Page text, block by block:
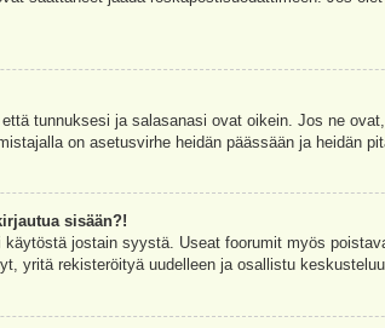
tunnuksesi ja salasanasi ovat oikein. Jos ne
on asetusvirhe heidän päässään ja heidän
sisään?!
jostain syystä. Useat foorumit myös
yritä rekisteröityä uudelleen ja osallistu